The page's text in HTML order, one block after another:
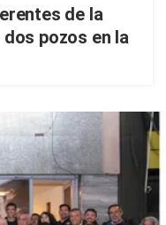
de la
pozos en la